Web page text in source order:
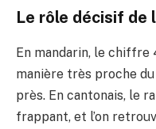
Le rôle décisif de
En mandarin, le chiffre
manière très proche
près. En cantonais, le
frappant, et l’on